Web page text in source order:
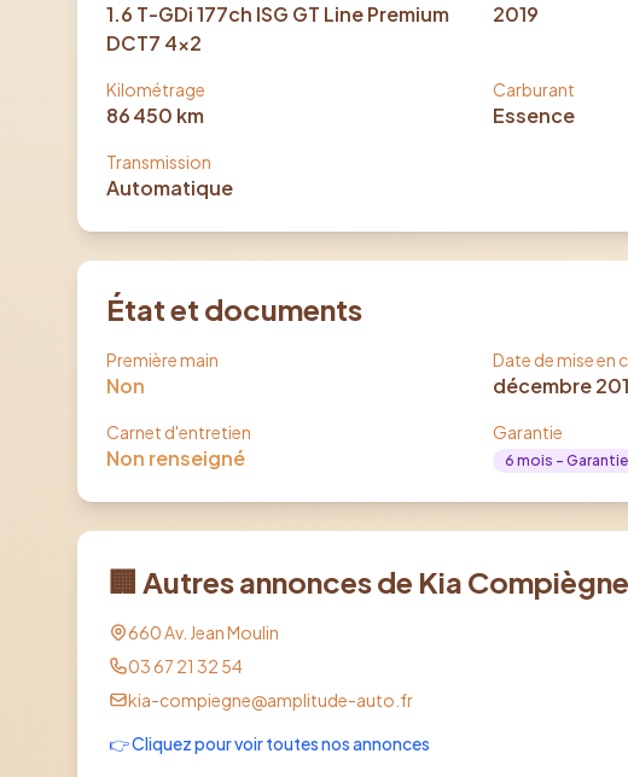
1.6 T-GDi 177ch ISG GT Line Premium
DCT7 4x2
2019
Kilométrage
86 450 km
Carburant
Essence
Transmission
Automatique
État et documents
Première main
Non
Date de mise en
décembre
Carnet d'entretien
Non renseigné
Garantie
6 mois -
🏢 Autres annonces de Kia Compiègne
660 Av. Jean Moulin
03 67 21 32 54
kia-compiegne@amplitude-auto.fr
👉 Cliquez pour voir toutes nos annonces